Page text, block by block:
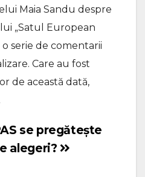
Maia Sandu despre
„Satul European
serie de comentarii
Care au fost
de această dată,
se pregătește
alegeri?